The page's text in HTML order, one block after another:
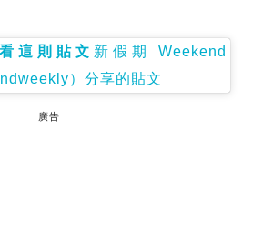
這則貼文 新假期 Weekend
）分享的貼文
廣告